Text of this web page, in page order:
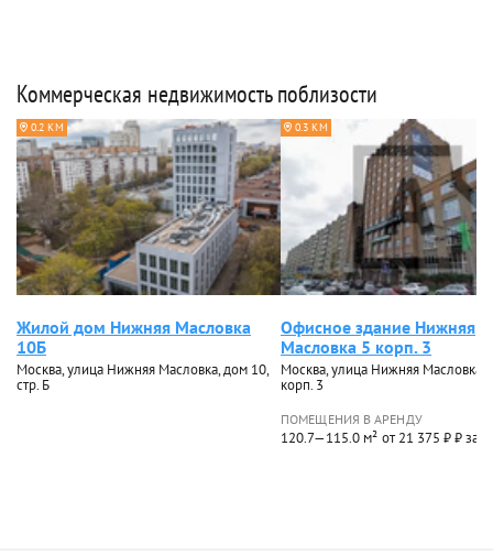
Коммерческая недвижимость поблизости
0.2 КМ
Жилой дом Нижняя Масловка
10Б
Москва, улица Нижняя Масловка, дом 10,
стр. Б
0.3 КМ
Офисное здание Нижняя
Масловка 5 корп. 3
Москва, улица Нижняя Масловка,
корп. 3
ПОМЕЩЕНИЯ В АРЕНДУ
120.7—115.0 м² от 21 375 ₽ ₽ за